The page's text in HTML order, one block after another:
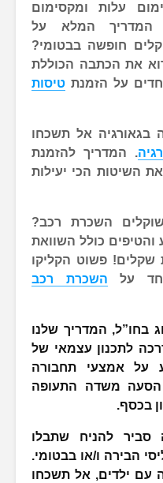
עלות ומקסימום
המדריך המלא על
חופשה בבטומי?
את הכתבה הכוללת
על הזמנת טיסות
בגאורגיה אל תשכחו
. המדריך להזמנת
השיטות הכי יעילות
השכרת רכב?
כולל השוואת
שקלים! פשוט הקליקו
על השכרת רכב
בחו”ל, המדריך שלנו
לתכנון עצמאי של
על אמצעי תחבורה
הסעה משדה התעופה
בכסף.
סביר להניח שתבלו
הבירה ו/או בבטומי.
עם ילדים, אל תשכחו